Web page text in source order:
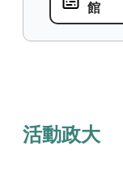
館
活動政大